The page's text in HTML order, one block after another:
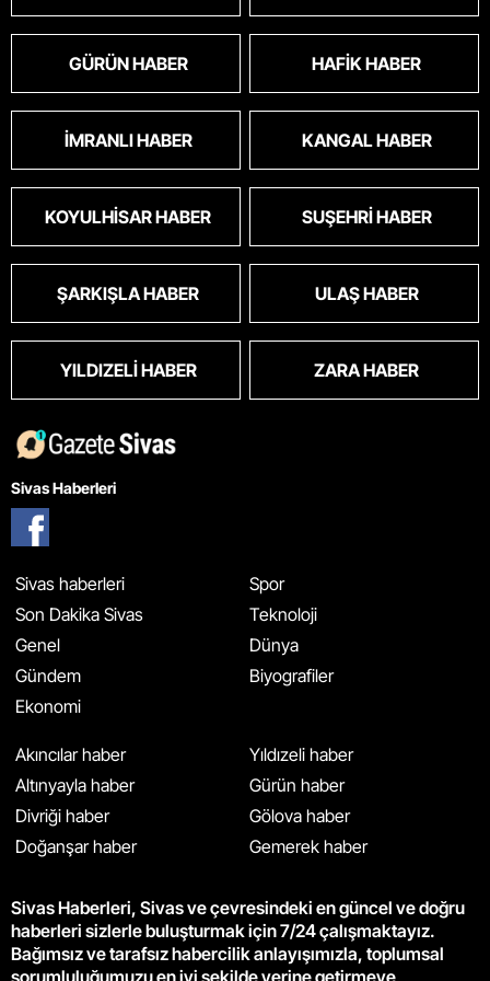
GÜRÜN HABER HAFIK HABER
İMRANLI HABER KANGAL HABER
KOYULHISAR HABER SUŞEHRI HABER
ŞARKIŞLA HABER ULAŞ HABER
YILDIZELI HABER ZARA HABER
Sivas Haberleri
Sivas haberleri
Son Dakika Sivas
Genel
Gündem
Ekonomi
Spor
Teknoloji
Dünya
Biyografiler
Akıncılar haber
Altınyayla haber
Divriği haber
Doğanşar haber
Yıldızeli haber
Gürün haber
Gölova haber
Gemerek haber
Sivas Haberleri, Sivas ve çevresindeki en güncel ve doğru
haberleri sizlerle buluşturmak için 7/24 çalışmaktayız.
Bağımsız ve tarafsız habercilik anlayışımızla, toplumsal
sorumluluğumuzu en iyi şekilde yerine getirmeye